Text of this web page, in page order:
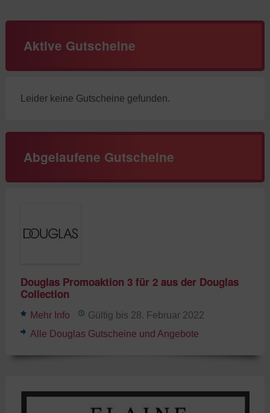
Aktive Gutscheine
Leider keine Gutscheine gefunden.
Abgelaufene Gutscheine
Douglas Promoaktion 3 für 2 aus der Douglas
Collection
Mehr Info
Gültig bis 28. Februar 2022
Alle Douglas Gutscheine und Angebote